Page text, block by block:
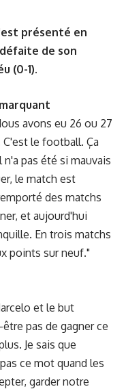
présenté en
de son
(0-1).
avons eu 26 ou 27
le football. Ça
pas été si mauvais
le match est
des matchs
et aujourd'hui
En trois matchs
points sur neuf."
et le but
pas de gagner ce
Je sais que
ce mot quand les
garder notre